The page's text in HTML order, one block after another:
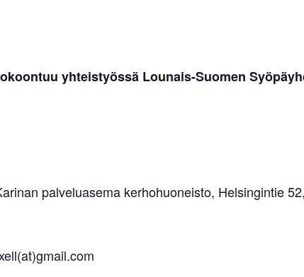
yhteistyössä Lounais-Suomen
palveluasema kerhohuoneisto, Helsingintie